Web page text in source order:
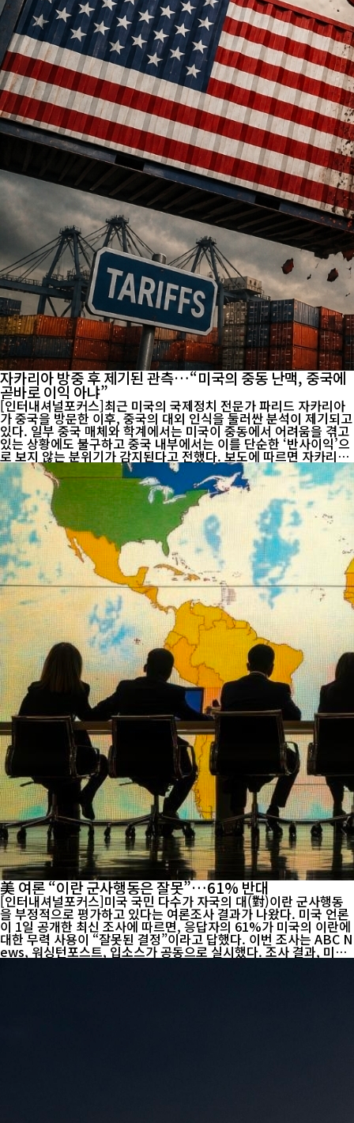
자카리아 방중 후 제기된 관측…“미국의 중동 난맥, 중국에
곧바로 이익 아냐”
[인터내셔널포커스]최근 미국의 국제정치 전문가 파리드 자카리아
가 중국을 방문한 이후, 중국의 대외 인식을 둘러싼 분석이 제기되고
있다. 일부 중국 매체와 학계에서는 미국이 중동에서 어려움을 겪고
있는 상황에도 불구하고 중국 내부에서는 이를 단순한 ‘반사이익’으
로 보지 않는 분위기가 감지된다고 전했다. 보도에 따르면 자카리아
는 4월 베이징을 방문해 중국 외교·안보 분야 연구자들과 의견을 교
환했다. 이 과정에서 중국 측 전문가들은 미국의 중동 정책보다, 지
역 긴장이 세계 경제와 에너지 시장, 공급망에 미칠 파장에 더 큰 관
심을 보였다는 설명이다. 특히 중동 정세 불안은 국제 유가 상승과
해상 물류 차질로 이어질 수 있어, 제조업과 수출 의존도가 높은 중
국 경제에도 부담 요인으로 작용할 수 있다는 점이 반복적으로 언급
된 것으로 전해졌다. 실제로 중국은 원유 수입의 상당 부분을 중동에
의존하고 있...
美 여론 “이란 군사행동은 잘못”…61% 반대
[인터내셔널포커스]미국 국민 다수가 자국의 대(對)이란 군사행동
을 부정적으로 평가하고 있다는 여론조사 결과가 나왔다. 미국 언론
이 1일 공개한 최신 조사에 따르면, 응답자의 61%가 미국의 이란에
대한 무력 사용이 “잘못된 결정”이라고 답했다. 이번 조사는 ABC N
ews, 워싱턴포스트, 입소스가 공동으로 실시했다. 조사 결과, 미국
의 대이란 군사행동이 “성공했다”고 평가한 응답자는 20%에도 미